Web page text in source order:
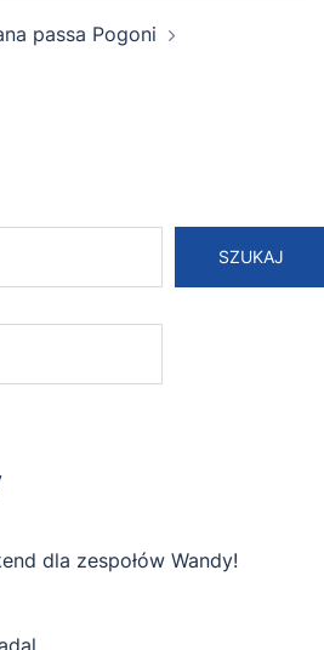
passa Pogoni
SZUKAJ
dla zespołów Wandy!